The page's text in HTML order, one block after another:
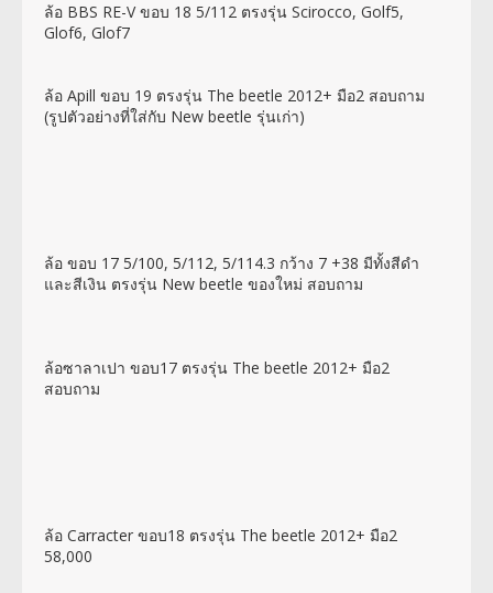
ล้อ BBS RE-V ขอบ 18 5/112 ตรงรุ่น Scirocco, Golf5,
Glof6, Glof7
ล้อ Apill ขอบ 19 ตรงรุ่น The beetle 2012+ มือ2 สอบถาม
(รูปตัวอย่างที่ใส่กับ New beetle รุ่นเก่า)
ล้อ ขอบ 17 5/100, 5/112, 5/114.3 กว้าง 7 +38 มีทั้งสีดำ
และสีเงิน ตรงรุ่น New beetle ของใหม่ สอบถาม
ล้อซาลาเปา ขอบ17 ตรงรุ่น The beetle 2012+ มือ2
สอบถาม
ล้อ Carracter ขอบ18 ตรงรุ่น The beetle 2012+ มือ2
58,000